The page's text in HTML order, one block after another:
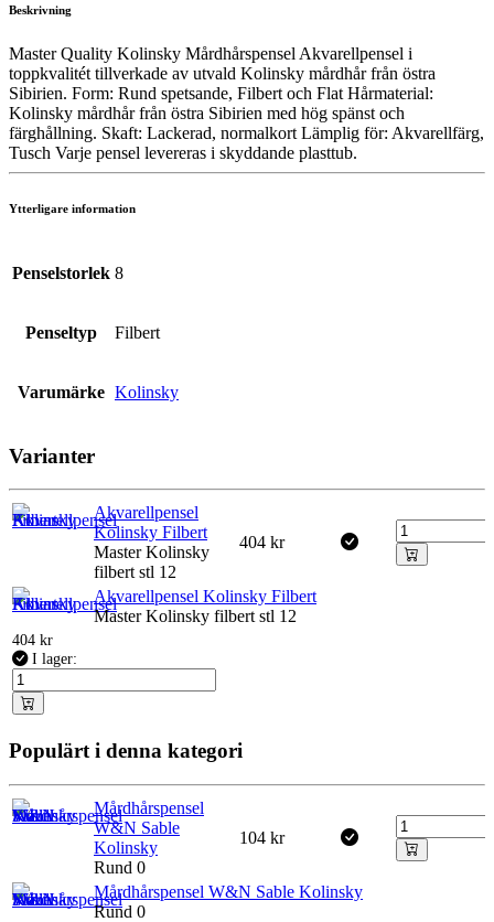
Beskrivning
Master Quality Kolinsky Mårdhårspensel Akvarellpensel i
toppkvalitét tillverkade av utvald Kolinsky mårdhår från östra
Sibirien. Form: Rund spetsande, Filbert och Flat Hårmaterial:
Kolinsky mårdhår från östra Sibirien med hög spänst och
färghållning. Skaft: Lackerad, normalkort Lämplig för: Akvarellfärg,
Tusch Varje pensel levereras i skyddande plasttub.
Ytterligare information
Penselstorlek 8
Penseltyp Filbert
Varumärke Kolinsky
Varianter
Akvarellpensel
Kolinsky Filbert
Master Kolinsky
filbert stl 12
404 kr
Akvarellpensel Kolinsky Filbert
Master Kolinsky filbert stl 12
404 kr
I lager:
Populärt i denna kategori
Mårdhårspensel
W&N Sable
Kolinsky
Rund 0
104 kr
Mårdhårspensel W&N Sable Kolinsky
Rund 0